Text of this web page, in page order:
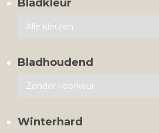
Bladkleur
Bladhoudend
Winterhard